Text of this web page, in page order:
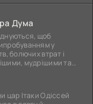
Дума
щоб
у
болючих втрат і
мудрішими та
цар Ітаки Одіссей